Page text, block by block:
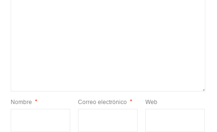
Nombre * Correo electrónico * Web